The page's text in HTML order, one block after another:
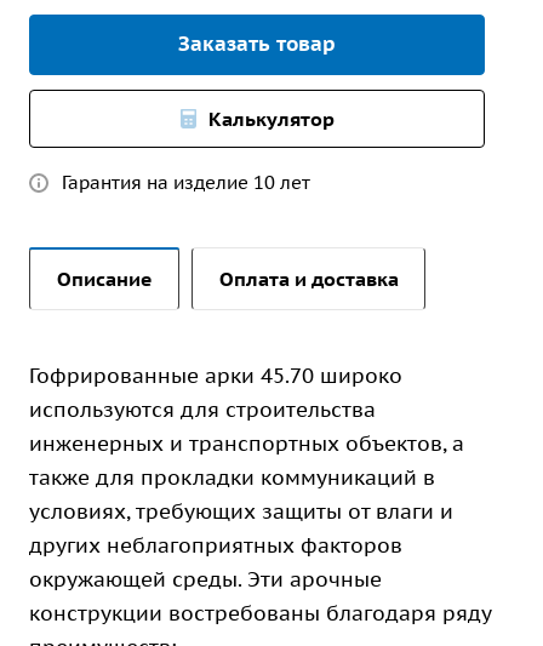
Заказать товар
Калькулятор
Гарантия на изделие 10 лет
Описание Оплата и доставка
Гофрированные арки 45.70 широко
используются для строительства
инженерных и транспортных объектов, а
также для прокладки коммуникаций в
условиях, требующих защиты от влаги и
других неблагоприятных факторов
окружающей среды. Эти арочные
конструкции востребованы благодаря ряду